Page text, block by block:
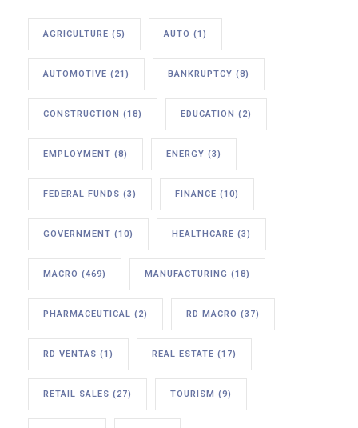
AGRICULTURE (5) AUTO (1)
AUTOMOTIVE (21) BANKRUPTCY (8)
CONSTRUCTION (18) EDUCATION (2)
EMPLOYMENT (8) ENERGY (3)
FEDERAL FUNDS (3) FINANCE (10)
GOVERNMENT (10) HEALTHCARE (3)
MACRO (469) MANUFACTURING (18)
PHARMACEUTICAL (2) RD MACRO (37)
RD VENTAS (1) REAL ESTATE (17)
RETAIL SALES (27) TOURISM (9)